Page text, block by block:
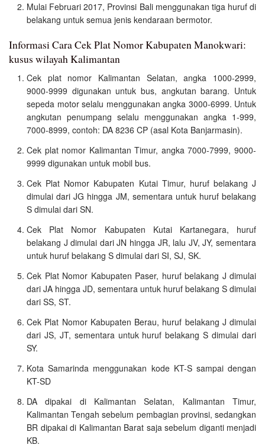
Mulai Februari 2017, Provinsi Bali menggunakan tiga huruf di
belakang untuk semua jenis kendaraan bermotor.
Informasi Cara Cek Plat Nomor Kabupaten Manokwari:
kusus wilayah Kalimantan
Cek plat nomor Kalimantan Selatan, angka 1000-2999,
9000-9999 digunakan untuk bus, angkutan barang. Untuk
sepeda motor selalu menggunakan angka 3000-6999. Untuk
angkutan penumpang selalu menggunakan angka 1-999,
7000-8999, contoh: DA 8236 CP (asal Kota Banjarmasin).
Cek plat nomor Kalimantan Timur, angka 7000-7999, 9000-
9999 digunakan untuk mobil bus.
Cek Plat Nomor Kabupaten Kutai Timur, huruf belakang J
dimulai dari JG hingga JM, sementara untuk huruf belakang
S dimulai dari SN.
Cek Plat Nomor Kabupaten Kutai Kartanegara, huruf
belakang J dimulai dari JN hingga JR, lalu JV, JY, sementara
untuk huruf belakang S dimulai dari SI, SJ, SK.
Cek Plat Nomor Kabupaten Paser, huruf belakang J dimulai
dari JA hingga JD, sementara untuk huruf belakang S dimulai
dari SS, ST.
Cek Plat Nomor Kabupaten Berau, huruf belakang J dimulai
dari JS, JT, sementara untuk huruf belakang S dimulai dari
SY.
Kota Samarinda menggunakan kode KT-S sampai dengan
KT-SD
DA dipakai di Kalimantan Selatan, Kalimantan Timur,
Kalimantan Tengah sebelum pembagian provinsi, sedangkan
BR dipakai di Kalimantan Barat saja sebelum diganti menjadi
KB.